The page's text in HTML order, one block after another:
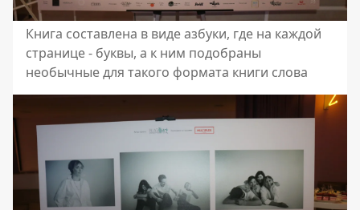
Книга составлена в виде азбуки, где на каждой
странице - буквы, а к ним подобраны
необычные для такого формата книги слова